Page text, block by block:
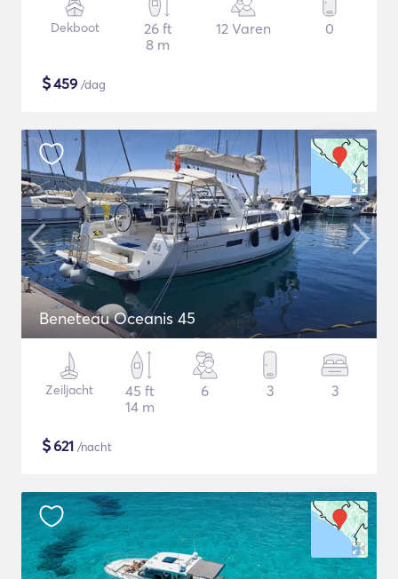
Dekboot
26 ft
8 m
12 Varen 0
$459 /dag
Beneteau Oceanis 45
Zeiljacht
45 ft
14 m
6 3 3
$621 /nacht